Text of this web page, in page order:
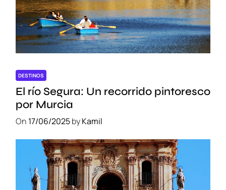
DESTINOS
El río Segura: Un recorrido pintoresco
por Murcia
On 17/06/2025byKamil